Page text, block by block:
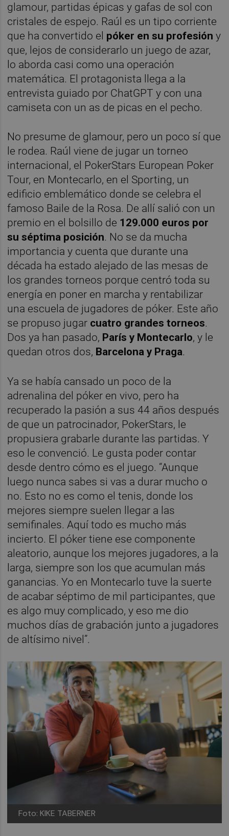
glamour, partidas épicas y gafas de sol con
cristales de espejo. Raúl es un tipo corriente
que ha convertido el póker en su profesión y
que, lejos de considerarlo un juego de azar,
lo aborda casi como una operación
matemática. El protagonista llega a la
entrevista guiado por ChatGPT y con una
camiseta con un as de picas en el pecho.
No presume de glamour, pero un poco sí que
le rodea. Raúl viene de jugar un torneo
internacional, el PokerStars European Poker
Tour, en Montecarlo, en el Sporting, un
edificio emblemático donde se celebra el
famoso Baile de la Rosa. De allí salió con un
premio en el bolsillo de 129.000 euros por
su séptima posición. No se da mucha
importancia y cuenta que durante una
década ha estado alejado de las mesas de
los grandes torneos porque centró toda su
energía en poner en marcha y rentabilizar
una escuela de jugadores de póker. Este año
se propuso jugar cuatro grandes torneos.
Dos ya han pasado, París y Montecarlo, y le
quedan otros dos, Barcelona y Praga.
Ya se había cansado un poco de la
adrenalina del póker en vivo, pero ha
recuperado la pasión a sus 44 años después
de que un patrocinador, PokerStars, le
propusiera grabarle durante las partidas. Y
eso le convenció. Le gusta poder contar
desde dentro cómo es el juego. “Aunque
luego nunca sabes si vas a durar mucho o
no. Esto no es como el tenis, donde los
mejores siempre suelen llegar a las
semifinales. Aquí todo es mucho más
incierto. El póker tiene ese componente
aleatorio, aunque los mejores jugadores, a la
larga, siempre son los que acumulan más
ganancias. Yo en Montecarlo tuve la suerte
de acabar séptimo de mil participantes, que
es algo muy complicado, y eso me dio
muchos días de grabación junto a jugadores
de altísimo nivel”.
Foto: KIKE TABERNER